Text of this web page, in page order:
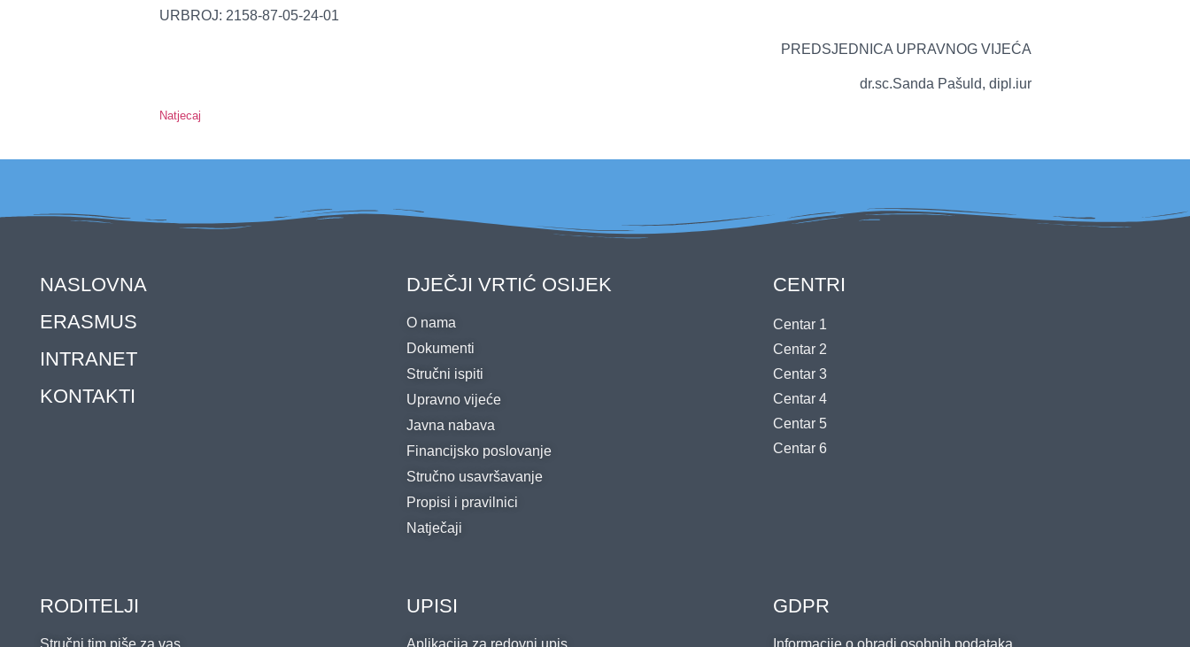
URBROJ: 2158-87-05-24-01
PREDSJEDNICA UPRAVNOG VIJEĆA
dr.sc.Sanda Pašuld, dipl.iur
Natjecaj
NASLOVNA
ERASMUS
INTRANET
KONTAKTI
DJEČJI VRTIĆ OSIJEK
O nama
Dokumenti
Stručni ispiti
Upravno vijeće
Javna nabava
Financijsko poslovanje
Stručno usavršavanje
Propisi i pravilnici
Natječaji
CENTRI
Centar 1
Centar 2
Centar 3
Centar 4
Centar 5
Centar 6
RODITELJI
Stručni tim piše za vas
UPISI
Aplikacija za redovni upis
GDPR
Informacije o obradi osobnih podataka